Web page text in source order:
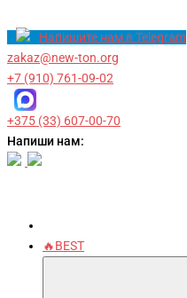
Напишите нам в Telegram
zakaz@new-ton.org
+7 (910) 761-09-02
+375 (33) 607-00-70
Напиши нам:
🔥BEST